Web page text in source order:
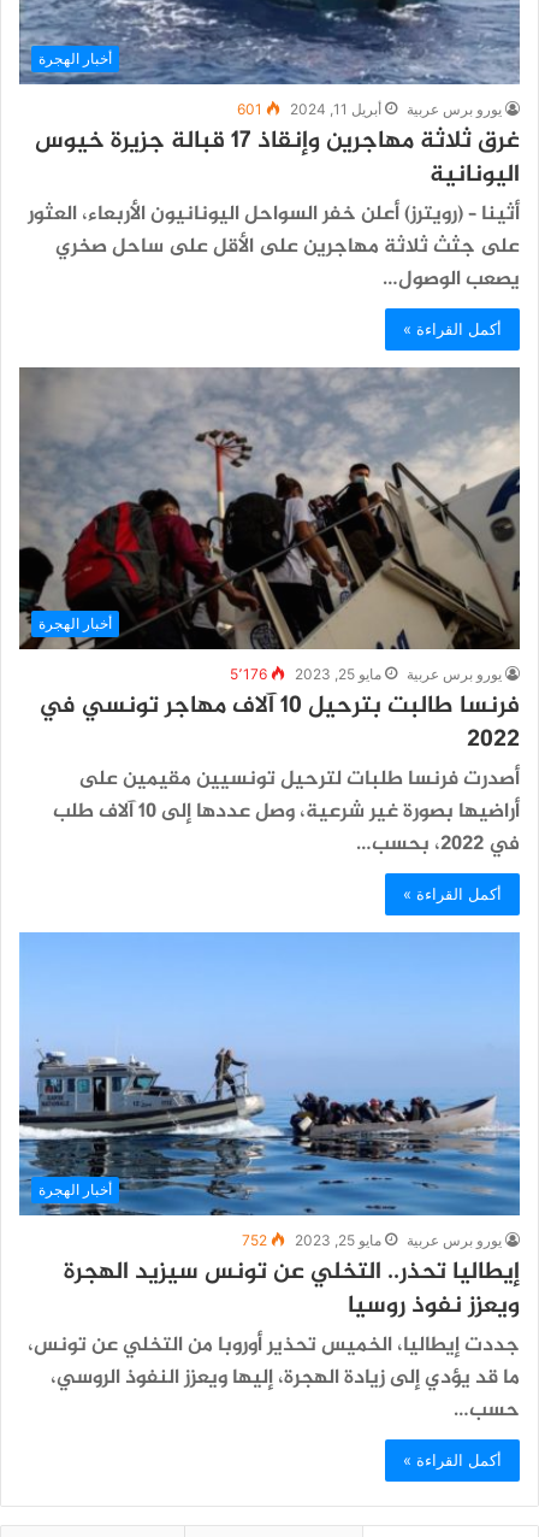
أخبار الهجرة
يورو برس عربية أبريل 11, 2024 601
غرق ثلاثة مهاجرين وإنقاذ 17 قبالة جزيرة خيوس
اليونانية
أثينا – (رويترز) أعلن خفر السواحل اليونانيون الأربعاء، العثور
على جثث ثلاثة مهاجرين على الأقل على ساحل صخري
يصعب الوصول…
أكمل القراءة »
أخبار الهجرة
يورو برس عربية مايو 25, 2023 5٬176
فرنسا طالبت بترحيل 10 آلاف مهاجر تونسي في
2022
أصدرت فرنسا طلبات لترحيل تونسيين مقيمين على
أراضيها بصورة غير شرعية، وصل عددها إلى 10 آلاف طلب
في 2022، بحسب…
أكمل القراءة »
أخبار الهجرة
يورو برس عربية مايو 25, 2023 752
إيطاليا تحذر.. التخلي عن تونس سيزيد الهجرة
ويعزز نفوذ روسيا
جددت إيطاليا، الخميس تحذير أوروبا من التخلي عن تونس،
ما قد يؤدي إلى زيادة الهجرة، إليها ويعزز النفوذ الروسي،
حسب…
أكمل القراءة »